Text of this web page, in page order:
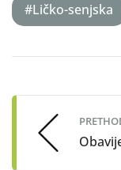
#Ličko-senjska
navigation